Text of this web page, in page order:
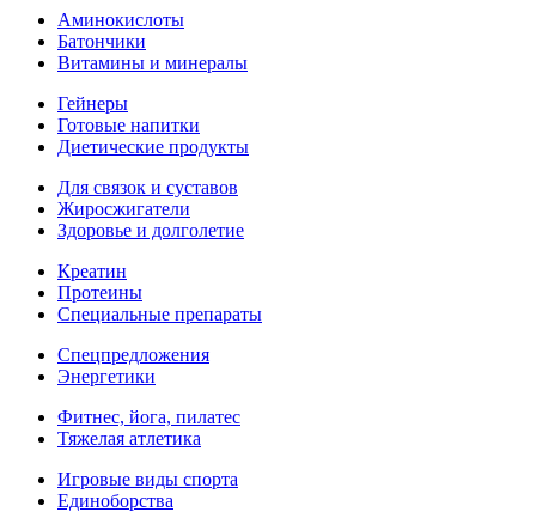
Аминокислоты
Батончики
Витамины и минералы
Гейнеры
Готовые напитки
Диетические продукты
Для связок и суставов
Жиросжигатели
Здоровье и долголетие
Креатин
Протеины
Специальные препараты
Спецпредложения
Энергетики
Фитнес, йога, пилатес
Тяжелая атлетика
Игровые виды спорта
Единоборства